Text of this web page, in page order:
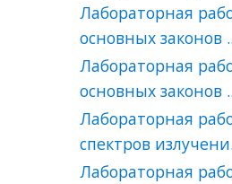
Лабораторная
основных законов
Лабораторная
основных законов
Лабораторная
спектров
Лабораторная